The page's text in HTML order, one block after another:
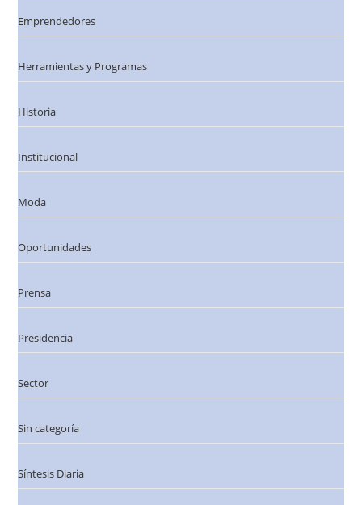
Emprendedores
Herramientas y Programas
Historia
Institucional
Moda
Oportunidades
Prensa
Presidencia
Sector
Sin categoría
Síntesis Diaria